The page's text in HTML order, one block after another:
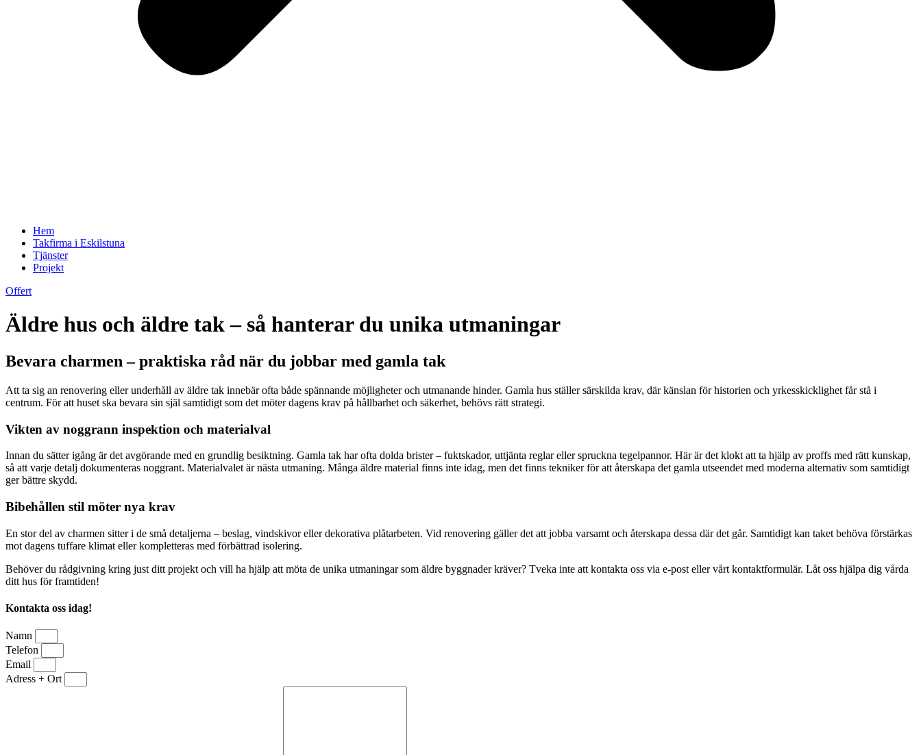
Hem
Takfirma i Eskilstuna
Tjänster
Projekt
Offert
Äldre hus och äldre tak – så hanterar du unika utmaningar
Bevara charmen – praktiska råd när du jobbar med gamla tak
Att ta sig an renovering eller underhåll av äldre tak innebär ofta både spännande möjligheter och utmanande hinder. Gamla hus ställer särskilda krav, där känslan för historien och yrkesskicklighet får stå i
centrum. För att huset ska bevara sin själ samtidigt som det möter dagens krav på hållbarhet och säkerhet, behövs rätt strategi.
Vikten av noggrann inspektion och materialval
Innan du sätter igång är det avgörande med en grundlig besiktning. Gamla tak har ofta dolda brister – fuktskador, uttjänta reglar eller spruckna tegelpannor. Här är det klokt att ta hjälp av proffs med rätt kunskap,
så att varje detalj dokumenteras noggrant. Materialvalet är nästa utmaning. Många äldre material finns inte idag, men det finns tekniker för att återskapa det gamla utseendet med moderna alternativ som samtidigt
ger bättre skydd.
Bibehållen stil möter nya krav
En stor del av charmen sitter i de små detaljerna – beslag, vindskivor eller dekorativa plåtarbeten. Vid renovering gäller det att jobba varsamt och återskapa dessa där det går. Samtidigt kan taket behöva förstärkas
mot dagens tuffare klimat eller kompletteras med förbättrad isolering.
Behöver du rådgivning kring just ditt projekt och vill ha hjälp att möta de unika utmaningar som äldre byggnader kräver? Tveka inte att kontakta oss via e-post eller vårt kontaktformulär. Låt oss hjälpa dig vårda
ditt hus för framtiden!
Kontakta oss idag!
Namn
Telefon
Email
Adress + Ort